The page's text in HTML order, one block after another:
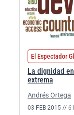
El Espectador
La dignidad
extrema
Andrés Ortega
03 FEB 2015 // 6